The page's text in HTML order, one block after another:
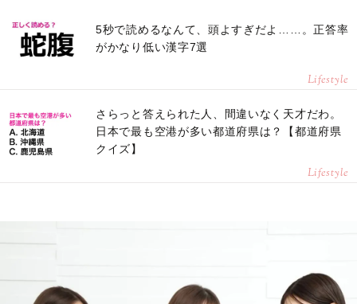
5秒で読めるなんて、頭よすぎだよ……。正答率
がかなり低い漢字7選
Lifestyle
さらっと答えられた人、間違いなく天才だわ。
日本で最も空港が多い都道府県は？【都道府県
クイズ】
Lifestyle